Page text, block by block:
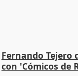
Fernando Tejero
con 'Cómicos de